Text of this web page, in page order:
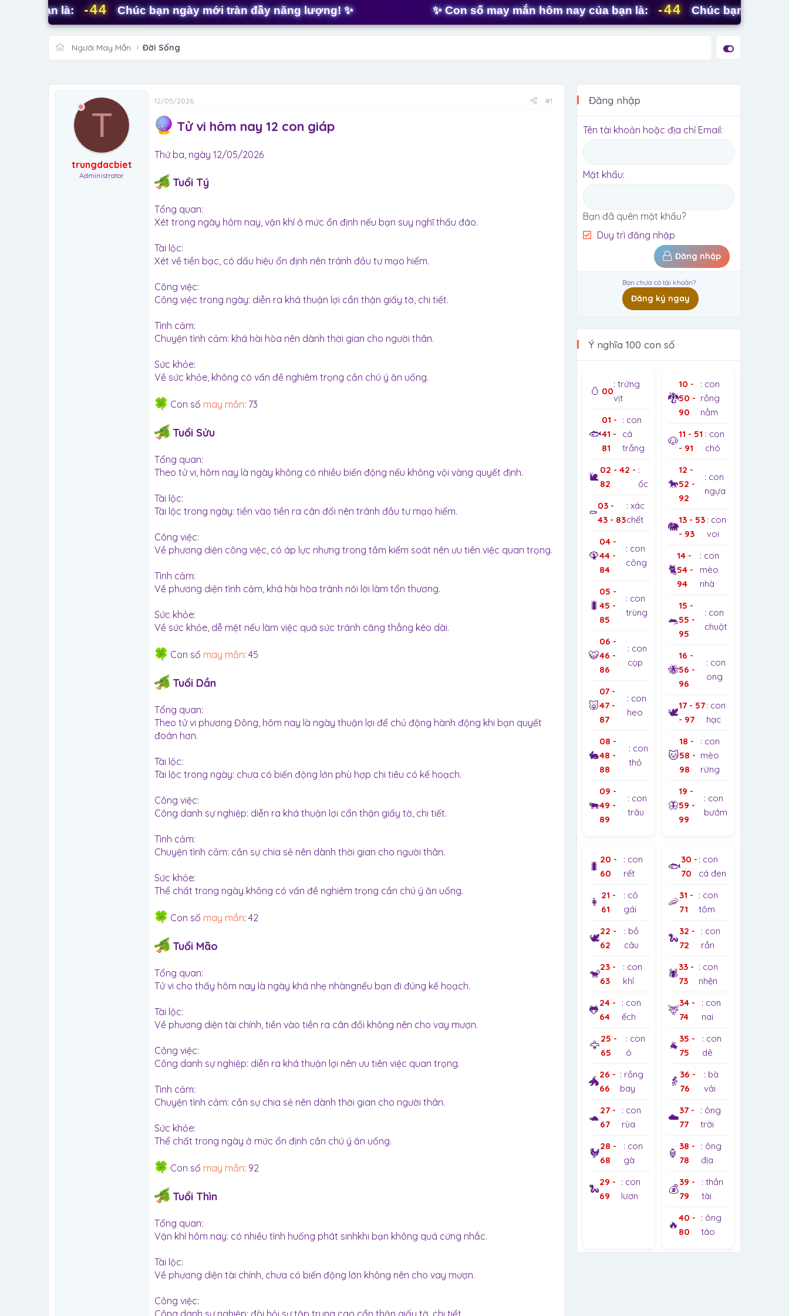
t
e
-44 Chúc bạn ngày mới tràn đầy năng lượng! ✨ ✨ Con số may mắn hôm nay của bạn là: -44 Chúc bạn ngày mới
Người May Mắn Đời Sống
T
trungdacbiet
Administrator
12/05/2026 #1
Tử vi hôm nay 12 con giáp
Thứ ba, ngày 12/05/2026
Tuổi Tý
Tổng quan:
Xét trong ngày hôm nay, vận khí ở mức ổn định nếu bạn suy nghĩ thấu đáo.
Tài lộc:
Xét về tiền bạc, có dấu hiệu ổn định nên tránh đầu tư mạo hiểm.
Công việc:
Công việc trong ngày: diễn ra khá thuận lợi cẩn thận giấy tờ, chi tiết.
Tình cảm:
Chuyện tình cảm: khá hài hòa nên dành thời gian cho người thân.
Sức khỏe:
Về sức khỏe, không có vấn đề nghiêm trọng cần chú ý ăn uống.
Con số may mắn: 73
Tuổi Sửu
Tổng quan:
Theo tử vi, hôm nay là ngày không có nhiều biến động nếu không vội vàng quyết định.
Tài lộc:
Tài lộc trong ngày: tiền vào tiền ra cân đối nên tránh đầu tư mạo hiểm.
Công việc:
Về phương diện công việc, có áp lực nhưng trong tầm kiểm soát nên ưu tiên việc quan trọng.
Tình cảm:
Về phương diện tình cảm, khá hài hòa tránh nói lời làm tổn thương.
Sức khỏe:
Về sức khỏe, dễ mệt nếu làm việc quá sức tránh căng thẳng kéo dài.
Con số may mắn: 45
Tuổi Dần
Tổng quan:
Theo tử vi phương Đông, hôm nay là ngày thuận lợi để chủ động hành động khi bạn quyết
đoán hơn.
Tài lộc:
Tài lộc trong ngày: chưa có biến động lớn phù hợp chi tiêu có kế hoạch.
Công việc:
Công danh sự nghiệp: diễn ra khá thuận lợi cẩn thận giấy tờ, chi tiết.
Tình cảm:
Chuyện tình cảm: cần sự chia sẻ nên dành thời gian cho người thân.
Sức khỏe:
Thể chất trong ngày không có vấn đề nghiêm trọng cần chú ý ăn uống.
Con số may mắn: 42
Tuổi Mão
Tổng quan:
Tử vi cho thấy hôm nay là ngày khá nhẹ nhàngnếu bạn đi đúng kế hoạch.
Tài lộc:
Về phương diện tài chính, tiền vào tiền ra cân đối không nên cho vay mượn.
Công việc:
Công danh sự nghiệp: diễn ra khá thuận lợi nên ưu tiên việc quan trọng.
Tình cảm:
Chuyện tình cảm: cần sự chia sẻ nên dành thời gian cho người thân.
Sức khỏe:
Thể chất trong ngày ở mức ổn định cần chú ý ăn uống.
Con số may mắn: 92
Tuổi Thìn
Tổng quan:
Vận khí hôm nay: có nhiều tình huống phát sinhkhi bạn không quá cứng nhắc.
Tài lộc:
Về phương diện tài chính, chưa có biến động lớn không nên cho vay mượn.
Công việc:
Công danh sự nghiệp: đòi hỏi sự tập trung cao cẩn thận giấy tờ, chi tiết.
Đăng nhập
Tên tài khoản hoặc địa chỉ Email
Mật khẩu
Bạn đã quên mật khẩu?
Duy trì đăng nhập
Đăng nhập
Bạn chưa có tài khoản?
Đăng ký ngay
Ý nghĩa 100 con số
🥚 00
: trứng
vịt
🐟
01 -
41 -
81
: con
cá
trắng
🐌
02 - 42 -
82
:
ốc
⚰️
03 -
43 - 83
: xác
chết
🦚
04 -
44 -
84
: con
công
🐛
05 -
45 -
85
: con
trùng
🐯
06 -
46 -
86
: con
cọp
🐷
07 -
47 -
87
: con
heo
🐇
08 -
48 -
88
: con
thỏ
🐃
09 -
49 -
89
: con
trâu
🐉
10 -
50 -
90
: con
rồng
nằm
🐶
11 - 51
- 91
: con
chó
🐎
12 -
52 -
92
: con
ngựa
🐘
13 - 53
- 93
: con
voi
🐈
14 -
54 -
94
: con
mèo
nhà
🐀
15 -
55 -
95
: con
chuột
🐝
16 -
56 -
96
: con
ong
🕊️
17 - 57
- 97
: con
hạc
🐱
18 -
58 -
98
: con
mèo
rừng
🦋
19 -
59 -
99
: con
bướm
🐛
20 -
60
: con
rết
👩
21 -
61
: cô
gái
🕊️
22 -
62
: bồ
câu
🐒
23 -
63
: con
khỉ
🐸
24 -
64
: con
ếch
🦅
25 -
65
: con
ó
🐲
26 -
66
: rồng
bay
🐢
27 -
67
: con
rùa
🐓
28 -
68
: con
gà
🐍
29 -
69
: con
lươn
🐟
30 -
70
: con
cá đen
🦐
31 -
71
: con
tôm
🐍
32 -
72
: con
rắn
🕷️
33 -
73
: con
nhện
🦌
34 -
74
: con
nai
🐐
35 -
75
: con
dê
👵
36 -
76
: bà
vải
☁️
37 -
77
: ông
trời
🏮
38 -
78
: ông
địa
💰
39 -
79
: thần
tài
🔥
40 -
80
: ông
táo